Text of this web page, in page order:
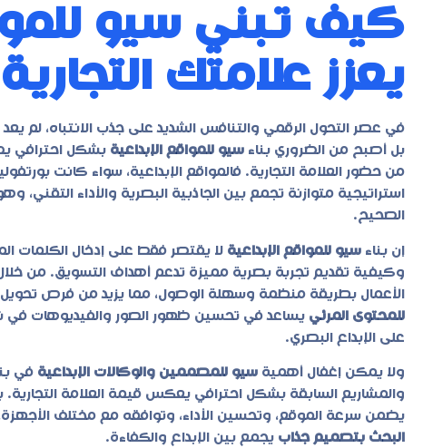
كيف تبني سيو
يعزز علامتك
في عصر التحول الرقمي والتنافس الشديد على جذب الانتباه، لم
بل أصبح من الضروري بناء سيو للمواقع الإبداعية بشكل احترافي
من حضور العلامة التجارية. فالمواقع الإبداعية، سواء كانت
استراتيجية متوازنة تجمع بين الجاذبية البصرية والأداء التقني،
الصحيح.
إن بناء سيو للمواقع الإبداعية لا يقتصر فقط على إدخال الكلمات
وكيفية تقديم تجربة بصرية مميزة تدعم أهداف التسويق. من
الأعمال بطريقة منظمة وسهلة الوصول، مما يزيد من فرص تحويل
للمحتوى المرئي يساعد في تحسين ظهور الصور والفيديوهات في
على الإبداع البصري.
ولا يمكن إغفال أهمية سيو للمصممين والوكالات الإبداعية في
والمشاريع السابقة بشكل احترافي يعكس قيمة العلامة التجارية.
يضمن سرعة الموقع، وتحسين الأداء، وتوافقه مع مختلف
البحث بتصميم جذاب يجمع بين الإبداع والكفاءة.